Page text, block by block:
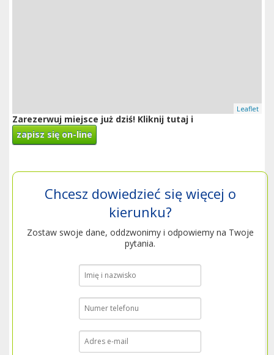
Leaflet
Zarezerwuj miejsce już dziś! Kliknij tutaj i
zapisz się on-line
Chcesz dowiedzieć się więcej o
kierunku?
Zostaw swoje dane, oddzwonimy i odpowiemy na Twoje
pytania.